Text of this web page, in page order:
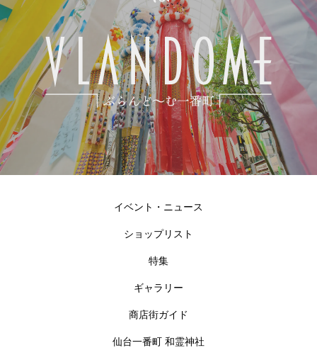
イベント・ニュース
ショップリスト
特集
ギャラリー
商店街ガイド
仙台一番町 和霊神社